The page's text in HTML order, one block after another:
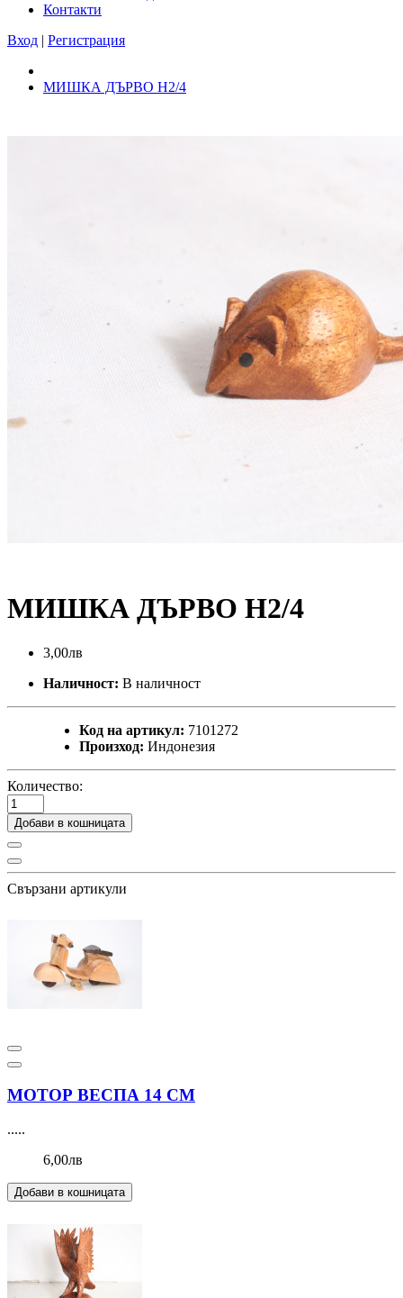
Контакти
Вход | Регистрация
МИШКА ДЪРВО Н2/4
МИШКА ДЪРВО Н2/4
3,00лв
Наличност: В наличност
Код на артикул: 7101272
Произход: Индонезия
Количество:
Добави в кошницата
Свързани артикули
МОТОР ВЕСПА 14 СМ
.....
6,00лв
Добави в кошницата